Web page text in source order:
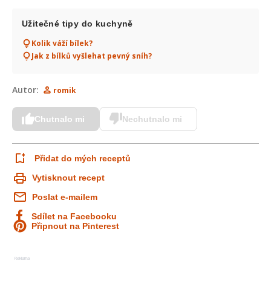
Užitečné tipy do kuchyně
Kolik váží bílek?
Jak z bílků vyšlehat pevný sníh?
Autor: romik
Chutnalo mi Nechutnalo mi
Přidat do mých receptů
Vytisknout recept
Poslat e-mailem
Sdílet na Facebooku
Připnout na Pinterest
Reklama